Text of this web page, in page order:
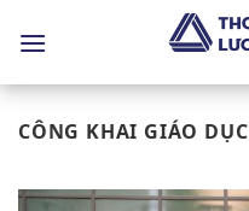
qua
CÔNG KHAI GIÁO DỤC